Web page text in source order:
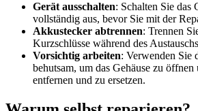
Gerät ausschalten: Schalten Sie das
vollständig aus, bevor Sie mit der
Akkustecker abtrennen: Trennen
Kurzschlüsse während des
Vorsichtig arbeiten: Verwenden Sie
behutsam, um das Gehäuse zu
entfernen und zu ersetzen.